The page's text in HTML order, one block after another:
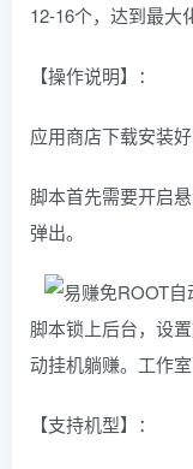
12-16个，达到最大
【操作说明】：
应用商店下载安装
脚本首先需要开启
弹出。
脚本锁上后台，设
动挂机躺赚。工作
【支持机型】：